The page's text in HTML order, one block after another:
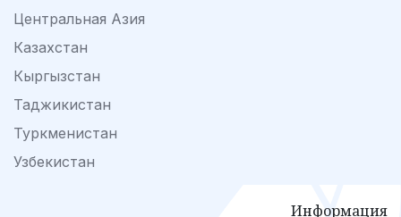
Центральная Азия
Казахстан
Кыргызстан
Таджикистан
Туркменистан
Узбекистан
Информация